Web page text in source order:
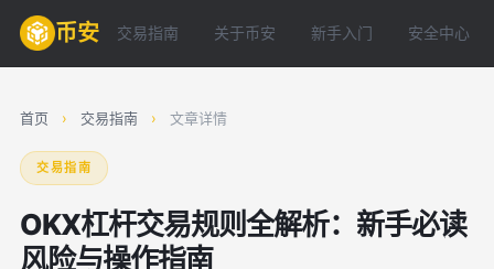
币安 交易指南 关于币安 新手入门 安全中心
首页 › 交易指南 › 文章详情
交易指南
OKX杠杆交易规则全解析：新手必读
风险与操作指南